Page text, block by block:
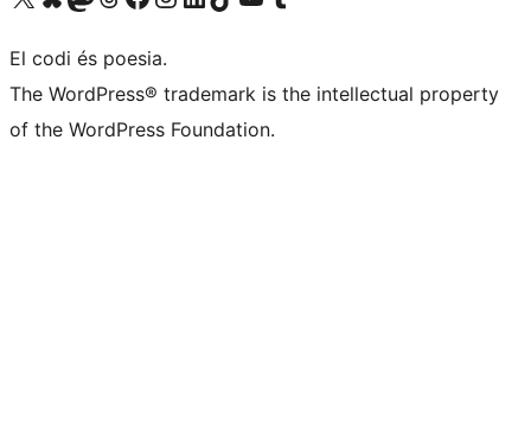
El codi és poesia.
The WordPress® trademark is the intellectual property
of the WordPress Foundation.